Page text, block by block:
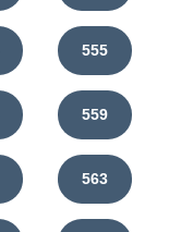
555
559
563